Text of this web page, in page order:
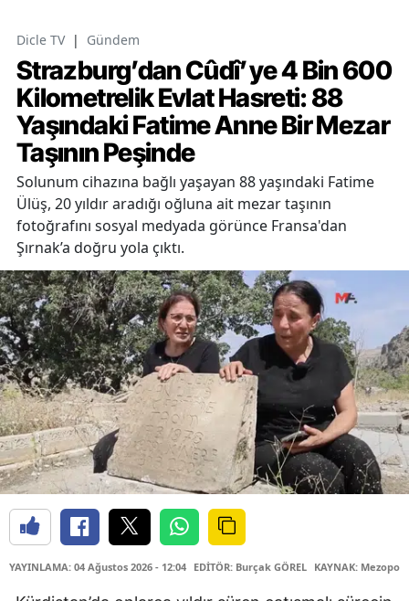
Dicle TV | Gündem
Strazburg’dan Cûdî’ye 4 Bin 600
Kilometrelik Evlat Hasreti: 88
Yaşındaki Fatime Anne Bir Mezar
Taşının Peşinde
Solunum cihazına bağlı yaşayan 88 yaşındaki Fatime
Ülüş, 20 yıldır aradığı oğluna ait mezar taşının
fotoğrafını sosyal medyada görünce Fransa'dan
Şırnak’a doğru yola çıktı.
YAYINLAMA: 04 Ağustos 2026 - 12:04 EDİTÖR: Burçak GÖREL KAYNAK: